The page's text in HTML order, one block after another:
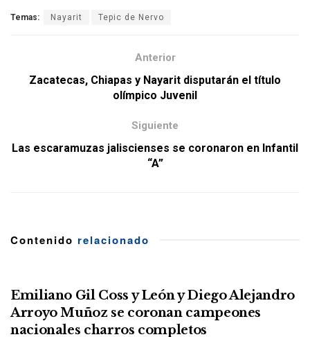
Temas: Nayarit Tepic de Nervo
Anterior
Zacatecas, Chiapas y Nayarit disputarán el título
olímpico Juvenil
Siguiente
Las escaramuzas jaliscienses se coronaron en Infantil
“A”
Contenido relacionado
Emiliano Gil Coss y León y Diego Alejandro
Arroyo Muñoz se coronan campeones
nacionales charros completos